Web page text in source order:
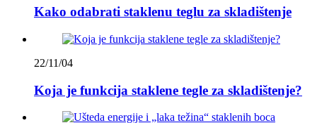
Kako odabrati staklenu teglu za skladištenje
22/11/04
Koja je funkcija staklene tegle za skladištenje?